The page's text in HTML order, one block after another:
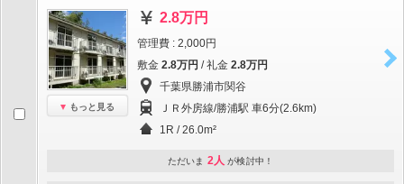
もっと見る
2.8万円
管理費 : 2,000円
敷金 2.8万円 / 礼金 2.8万円
千葉県勝浦市関谷
ＪＲ外房線/勝浦駅 車6分(2.6km)
1R / 26.0m²
ただいま 2人 が検討中！